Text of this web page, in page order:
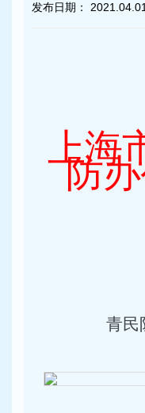
发布日期：
上海
防
青民